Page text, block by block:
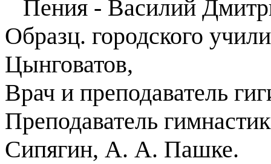
Пения - Василий
Образц. городского
Цынговатов,
Врач и преподаватель
Преподаватель
Сипягин, А. А. Пашке.